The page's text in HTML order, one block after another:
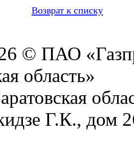
Возврат к списку
© ПАО
область»
Г.К., дом